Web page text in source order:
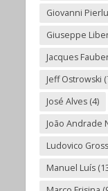
Giovanni
Giuseppe
Jacques
Jeff Ostrowski
José Alves(4)
João Andrade
Ludovico
Manuel Luís